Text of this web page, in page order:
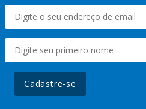
Cadastre-se